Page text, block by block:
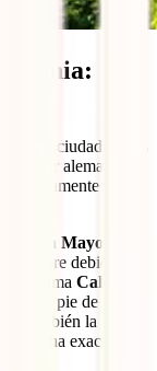
de las ciudades más
por alemanes
altamente
Plaza Mayor
nombre debido al
Calle
en pie de la
también la
la fecha exacta,